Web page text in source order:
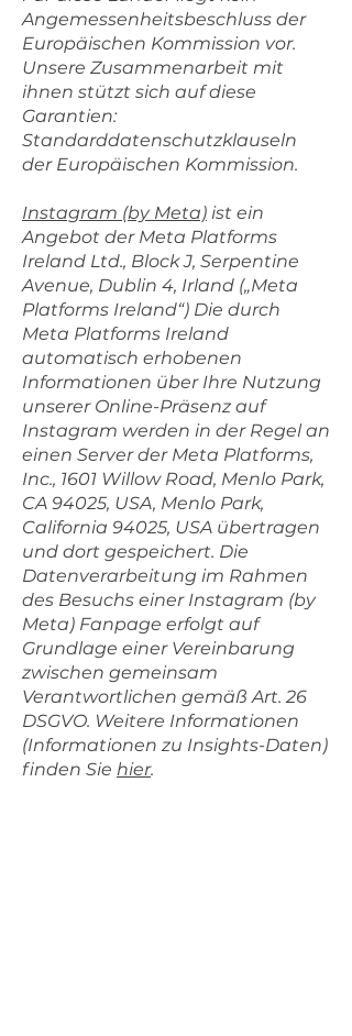
Angemessenheitsbeschluss der
Europäischen Kommission vor.
Unsere Zusammenarbeit mit
ihnen stützt sich auf diese
Garantien:
Standarddatenschutzklauseln
der Europäischen Kommission.
Instagram (by Meta) ist ein
Angebot der Meta Platforms
Ireland Ltd., Block J, Serpentine
Avenue, Dublin 4, Irland („Meta
Platforms Ireland“) Die durch
Meta Platforms Ireland
automatisch erhobenen
Informationen über Ihre Nutzung
unserer Online-Präsenz auf
Instagram werden in der Regel an
einen Server der Meta Platforms,
Inc., 1601 Willow Road, Menlo Park,
CA 94025, USA, Menlo Park,
California 94025, USA übertragen
und dort gespeichert. Die
Datenverarbeitung im Rahmen
des Besuchs einer Instagram (by
Meta) Fanpage erfolgt auf
Grundlage einer Vereinbarung
zwischen gemeinsam
Verantwortlichen gemäß Art. 26
DSGVO. Weitere Informationen
(Informationen zu Insights-Daten)
finden Sie hier.